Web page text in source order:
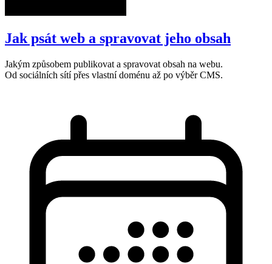
Jak psát web a spravovat jeho obsah
Jakým způsobem publikovat a spravovat obsah na webu.
Od sociálních sítí přes vlastní doménu až po výběr CMS.